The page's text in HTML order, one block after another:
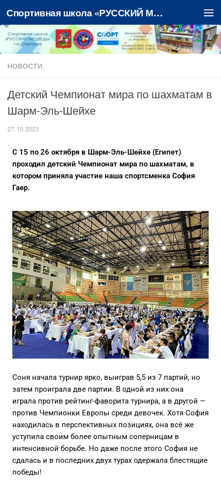
Перейти к содержимому Спортивная школа «РУССКИЙ МЕДВЕДЬ»
НОВОСТИ
Детский Чемпионат мира по шахматам в
Шарм-Эль-Шейхе
27.10.2023
С 15 по 26 октября в Шарм-Эль-Шейхе (Египет)
проходил детский Чемпионат мира по шахматам, в
котором приняла участие наша спортсменка София
Гаер.
Соня начала турнир ярко, выиграв 5,5 из 7 партий, но
затем проиграла две партии. В одной из них она
играла против рейтинг-фаворита турнира, а в другой —
против Чемпионки Европы среди девочек. Хотя София
находилась в перспективных позициях, она всё же
уступила своим более опытным соперницам в
интенсивной борьбе. Но даже после этого София не
сдалась и в последних двух турах одержала блестящие
победы!